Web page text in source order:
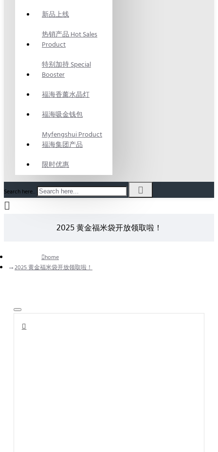
新品上线
热销产品 Hot Sales
Product
特别加持 Special
Booster
福海香薰水晶灯
福海吸金钱包
Myfengshui Product
福海集团产品
限时优惠
Search here...
2025 黄金福米袋开放领取啦！
home
2025 黄金福米袋开放领取啦！